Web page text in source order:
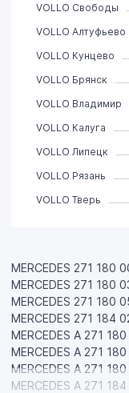
MERCEDES 271 180
MERCEDES 271 180
MERCEDES 271 180
MERCEDES 271 184
MERCEDES A 271
MERCEDES A 271
MERCEDES A 271
MERCEDES A 271
VOLLO Свободы
VOLLO Алтуфьево
VOLLO Кунцево
VOLLO Брянск
VOLLO Владимир
VOLLO Калуга
VOLLO Липецк
VOLLO Рязань
VOLLO Тверь